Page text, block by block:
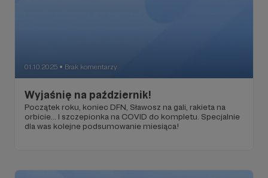
01.10.2025 ● Brak komentarzy
Wyjaśnię na październik!
Początek roku, koniec DFN, Sławosz na gali, rakieta na
orbicie... I szczepionka na COVID do kompletu. Specjalnie
dla was kolejne podsumowanie miesiąca!